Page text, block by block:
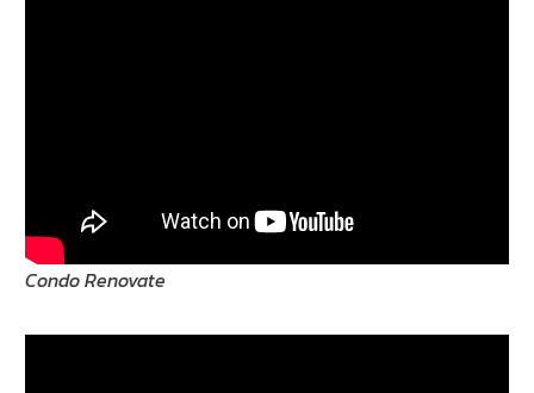
Condo Renovate